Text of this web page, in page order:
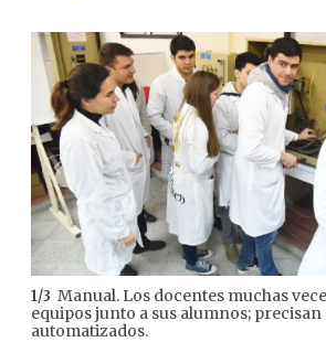
1/3 Manual. Los docentes muchas
equipos junto a sus alumnos; precisan
automatizados.